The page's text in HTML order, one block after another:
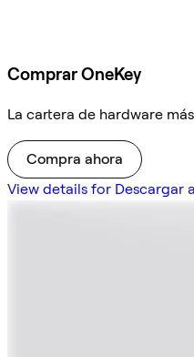
Comprar OneKey
La cartera de hardware
Compra ahora
View details for Descargar